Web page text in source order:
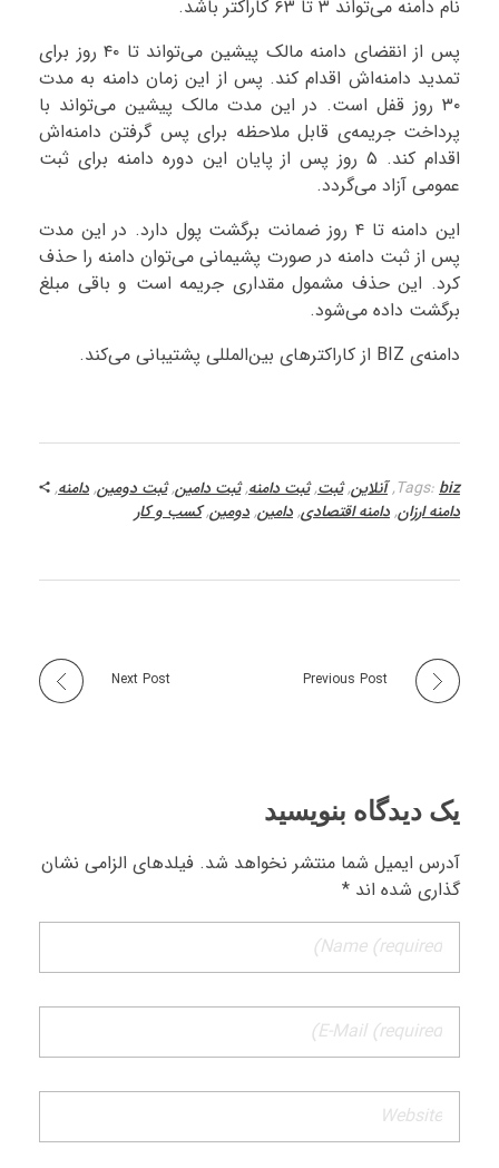
نام دامنه می‌تواند ۳ تا ۶۳ کاراکتر باشد.
پس از انقضای دامنه مالک پیشین می‌تواند تا ۴۰ روز برای
تمدید دامنه‌اش اقدام کند. پس از این زمان دامنه به مدت
۳۰ روز قفل است. در این مدت مالک پیشین می‌تواند با
پرداخت جریمه‌ی قابل ملاحظه برای پس گرفتن دامنه‌اش
اقدام کند. ۵ روز پس از پایان این دوره دامنه برای ثبت
عمومی آزاد می‌گردد.
این دامنه تا ۴ روز ضمانت برگشت پول دارد. در این مدت
پس از ثبت دامنه در صورت پشیمانی می‌توان دامنه را حذف
کرد. این حذف مشمول مقداری جریمه است و باقی مبلغ
برگشت داده می‌شود.
دامنه‌ی BIZ از کاراکترهای بین‌المللی پشتیبانی می‌کند.
Tags:biz
,آنلاین,ثبت,ثبت دامنه,ثبت دامین,ثبت دومین,دامنه,
دامنه ارزان,دامنه اقتصادی,دامین,دومین,کسب و کار
Previous Post
Next Post
یک دیدگاه بنویسید
آدرس ایمیل شما منتشر نخواهد شد. فیلدهای الزامی نشان
گذاری شده اند *